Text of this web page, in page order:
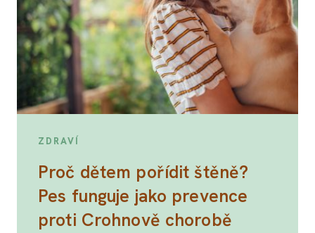
ZDRAVÍ
Proč dětem pořídit štěně?
Pes funguje jako prevence
proti Crohnově chorobě